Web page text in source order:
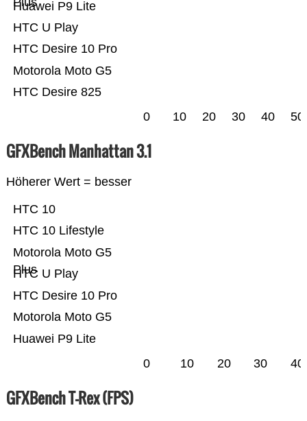
HTC Desire 825
Motorola Moto G5
HTC Desire 10 Pro
HTC U Play
Huawei P9 Lite
0 10 20 30 40 50
GFXBench Manhattan 3.1
Höherer Wert = besser
Huawei P9 Lite
Motorola Moto G5
HTC Desire 10 Pro
HTC U Play
Motorola Moto G5
Plus
HTC 10 Lifestyle
HTC 10
0 10 20 30 40
GFXBench T-Rex (FPS)